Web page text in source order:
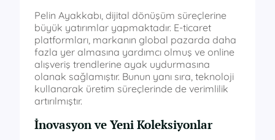
Pelin Ayakkabı, dijital dönüşüm süreçlerine
büyük yatırımlar yapmaktadır. E-ticaret
platformları, markanın global pazarda daha
fazla yer almasına yardımcı olmuş ve online
alışveriş trendlerine ayak uydurmasına
olanak sağlamıştır. Bunun yanı sıra, teknoloji
kullanarak üretim süreçlerinde de verimlilik
artırılmıştır.
İnovasyon ve Yeni Koleksiyonlar